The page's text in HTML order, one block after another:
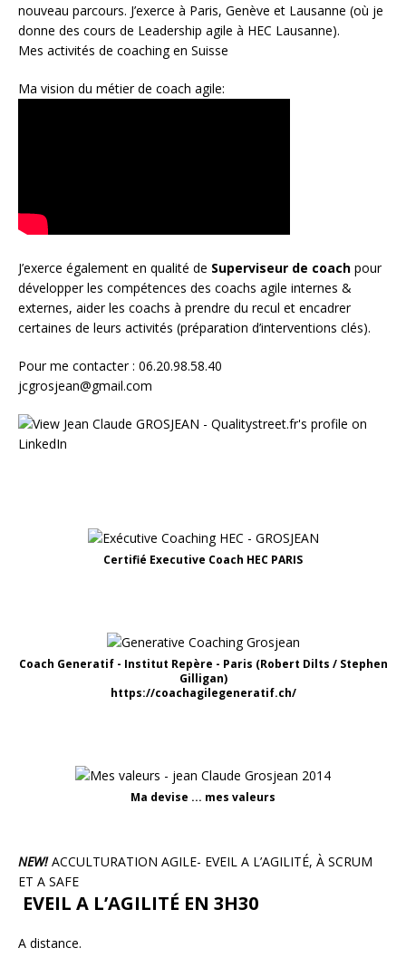
nouveau parcours. J’exerce à Paris, Genève et Lausanne (où je
donne des cours de Leadership agile à HEC Lausanne).
Mes activités de coaching en Suisse
Ma vision du métier de coach agile:
J’exerce également en qualité de Superviseur de coach pour
développer les compétences des coachs agile internes &
externes, aider les coachs à prendre du recul et encadrer
certaines de leurs activités (préparation d’interventions clés).
Pour me contacter : 06.20.98.58.40
jcgrosjean@gmail.com
Certifié Executive Coach HEC PARIS
Coach Generatif - Institut Repère - Paris (Robert Dilts / Stephen
Gilligan)
https://coachagilegeneratif.ch/
Ma devise ... mes valeurs
NEW!ACCULTURATION AGILE- EVEIL A L’AGILITÉ, À SCRUM
ET A SAFE
EVEIL A L’AGILITÉ EN 3H30
A distance.